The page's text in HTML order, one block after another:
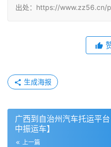
出处：https://www.zz56.cn/
生成海报
广西到自治州汽车托运平
中振运车】
上一篇